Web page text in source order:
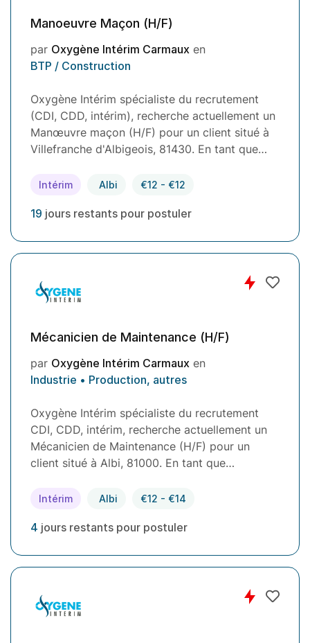
Manoeuvre Maçon (H/F)
par Oxygène Intérim Carmaux en
BTP / Construction
Oxygène Intérim spécialiste du recrutement
(CDI, CDD, intérim), recherche actuellement un
Manœuvre maçon (H/F) pour un client situé à
Villefranche d'Albigeois, 81430. En tant que…
Intérim Albi €12 - €12
19 jours restants pour postuler
Mécanicien de Maintenance (H/F)
par Oxygène Intérim Carmaux en
Industrie • Production, autres
Oxygène Intérim spécialiste du recrutement
CDI, CDD, intérim, recherche actuellement un
Mécanicien de Maintenance (H/F) pour un
client situé à Albi, 81000. En tant que…
Intérim Albi €12 - €14
4 jours restants pour postuler